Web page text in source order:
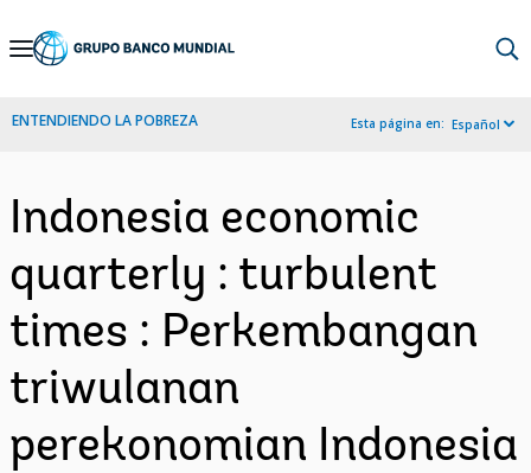
Skip
Navigation
ENTENDIENDO LA POBREZA Esta página en: Español
Indonesia economic
quarterly : turbulent
times : Perkembangan
triwulanan
perekonomian Indonesia